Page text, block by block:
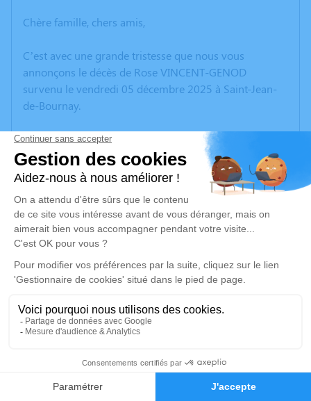
Faire-part Hommages
Chère famille, chers amis,
C’est avec une grande tristesse que nous vous
annonçons le décès de Rose VINCENT-GENOD
survenu le vendredi 05 décembre 2025 à Saint-Jean-
de-Bournay.
Nous vous invitons à utiliser cet espace pour laisser
vos condoléances, partager des photos souvenirs, une
anecdote ou exprimer vos pensées à travers des
poèmes ou des textes. Cet endroit est un lieu
d'expression dédié à honorer la mémoire de Rose
VINCENT-GENOD.
disponible ici .
Je rends hommage
mardi 16 décembre 2025 à 10h15
Crématorium de CHAMBERY 86, square Louis